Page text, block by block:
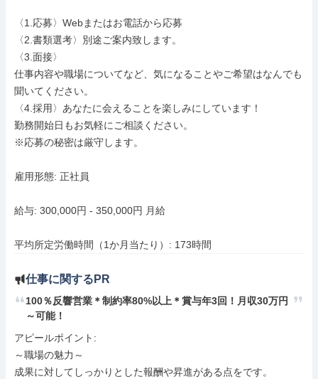
〈1.応募〉Webまたはお電話から応募
〈2.書類選考〉別途ご案内致します。
〈3.面接〉
仕事内容や職場についてなど、気になることやご希望はなんでも
聞いてください。
〈4.採用〉あなたに会えることを楽しみにしています！
勤務開始日もお気軽にご相談ください。
※応募の秘密は厳守します。
雇用形態: 正社員
給与: 300,000円 - 350,000円 月給
平均所定労働時間（1か月当たり）: 173時間
仕事に関するPR
100％反響営業＊制約率80%以上＊賞与年3回！月収30万円
～可能！
アピールポイント:
～職場の魅力～
成果に対してしっかりとした報酬や昇進がある点をです。